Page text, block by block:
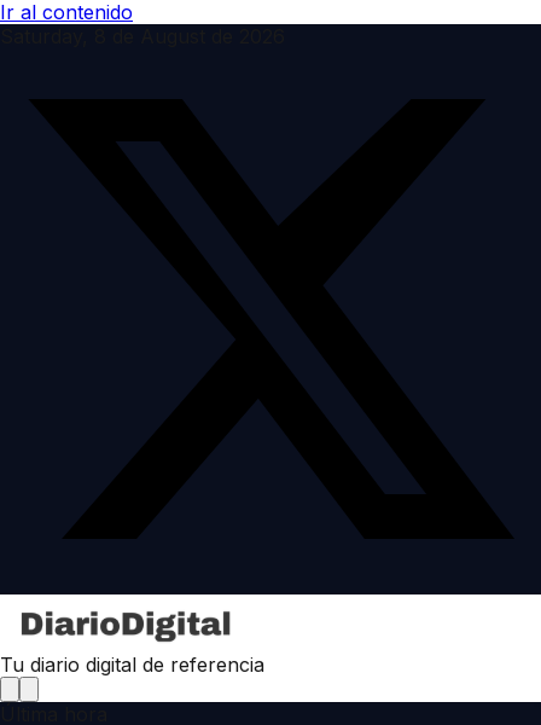
Ir al contenido
Tu diario digital de referencia